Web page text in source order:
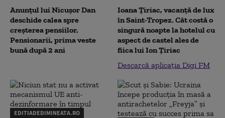
Anunțul lui Nicușor Dan
deschide calea spre
creșterea pensiilor.
Pensionarii, prima veste
bună după 2 ani
Ioana Țiriac, vacanță de lux
în Saint-Tropez. Cât costă o
singură noapte la hotelul cu
aspect de castel ales de
fiica lui Ion Țiriac
Descarcă aplicația Digi FM
EDITIADEDIMINEATA.RO